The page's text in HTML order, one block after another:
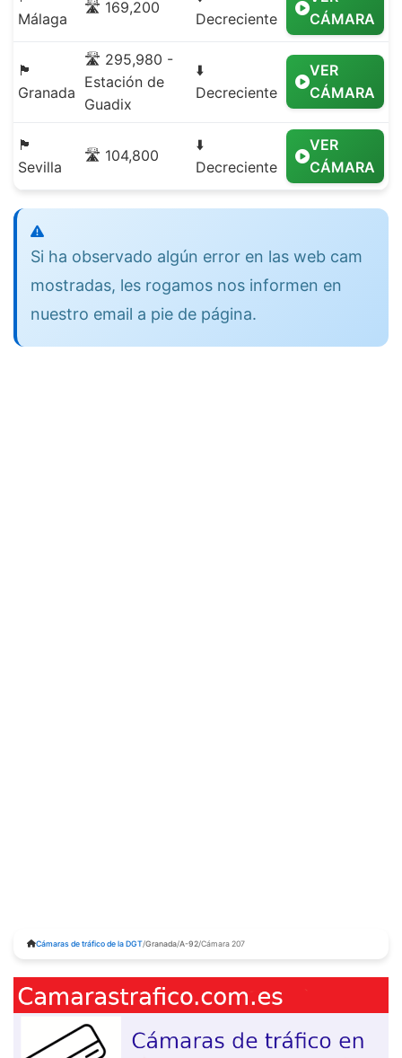
Málaga
🛣️ 169,200
Decreciente
CÁMARA
🏴
Granada
🛣️ 295,980 -
Estación de
Guadix
⬇️
Decreciente
VER
CÁMARA
🏴
Sevilla
🛣️ 104,800
⬇️
Decreciente
VER
CÁMARA
Si ha observado algún error en las web cam
mostradas, les rogamos nos informen en
nuestro email a pie de página.
Cámaras de tráfico de la DGT/Granada/A-92/Cámara 207